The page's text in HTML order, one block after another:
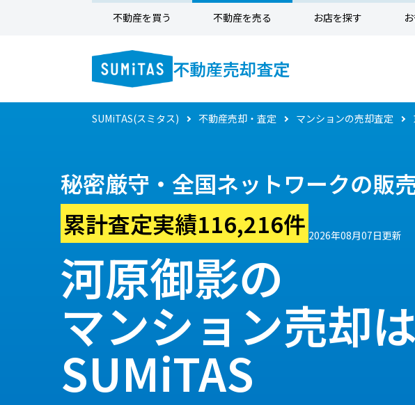
不動産を買う 不動産を売る お店を探す
不動産売却査定
SUMiTAS(スミタス) 不動産売却・査定 マンションの売却査定
秘密厳守・全国ネットワークの販
累計査定実績116,216件 2026年08月07日更新
河原御影の
マンション売却は
SUMiTAS